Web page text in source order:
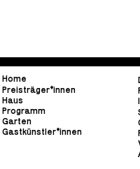
Home
Preisträger*innen
Haus
Programm
Garten
Gastkünstler*innen